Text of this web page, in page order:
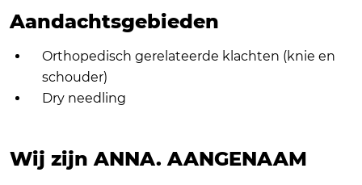
Aandachtsgebieden
Orthopedisch gerelateerde klachten (knie en
schouder)
Dry needling
Wij zijn ANNA.AANGENAAM